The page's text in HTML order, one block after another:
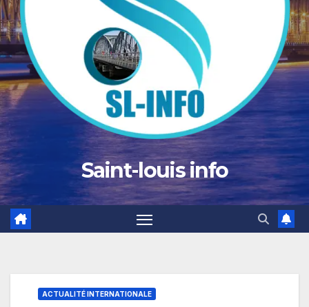
Saint-louis info
ACTUALITÉ INTERNATIONALE